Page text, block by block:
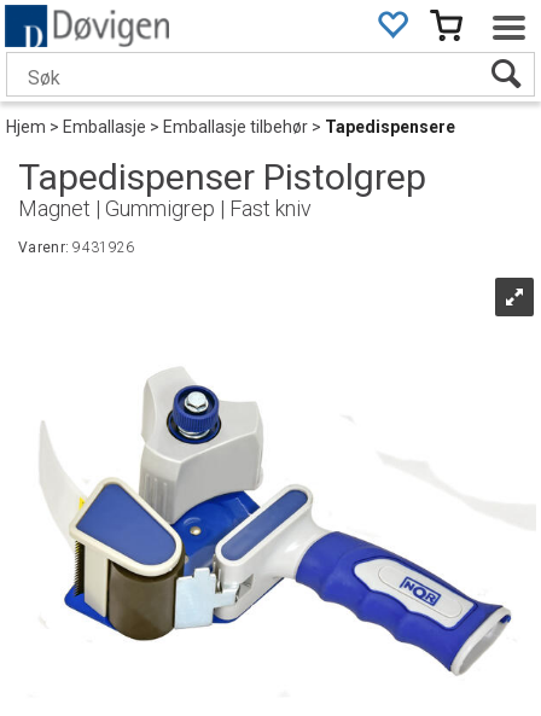
Hjem>Emballasje>Emballasje tilbehør>Tapedispensere
Tapedispenser Pistolgrep
Magnet | Gummigrep | Fast kniv
Varenr:9431926